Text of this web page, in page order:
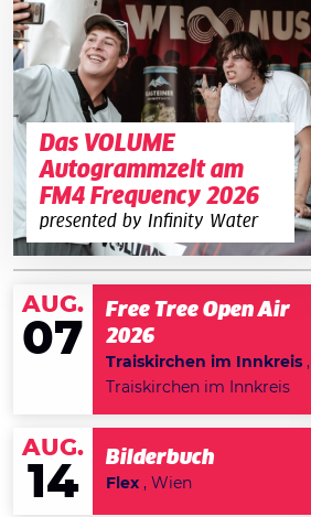
Das VOLUME
Autogrammzelt am
FM4 Frequency 2026
presented by Infinity Water
AUG.
07
Free Tree Open Air
2026
Traiskirchen im Innkreis ,
Traiskirchen im Innkreis
AUG.
14
Bilderbuch
Flex , Wien